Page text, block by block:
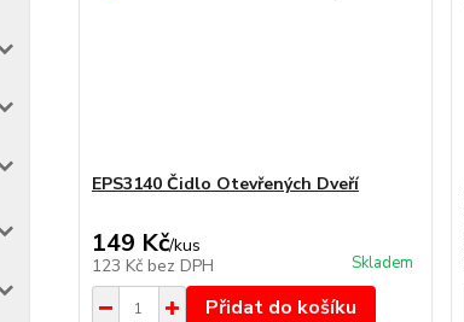
EPS3140 Čidlo Otevřených Dveří
149 Kč/kus
123 Kč bez DPH Skladem
Přidat do košíku